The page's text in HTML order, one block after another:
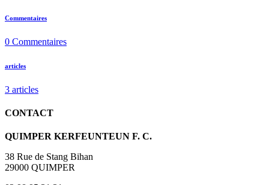
Commentaires
0 Commentaires
articles
3 articles
CONTACT
QUIMPER KERFEUNTEUN F. C.
38 Rue de Stang Bihan
29000 QUIMPER